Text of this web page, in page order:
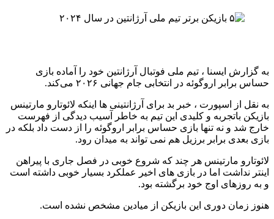
به گزارش ایسنا ، تیم ملی فوتبال آرژانتین خود را آماده بازی
حساس برابر اروگوئه در انتخابی جام جهانی ۲۰۲۶ می‌کند.
به نقل از اسپورت ، خبر بد برای آرژانتینی ها اینکه لائوتارو مارتینس
بازیکن باتجربه و کلیدی این تیم به خاطر آسیب دیدگی از فهرست
خارج شد و نه تنها بازی حساس برابر اروگوئه را از دست داد بلکه در
بازی بعدی برابر برزیل هم نمی تواند به میدان رود.
لائوتارو مارتینس هر چند که شروع خوبی در فصل جاری با پیراهن
اینتر نداشت اما در بازی های اخیر عملکرد بسیار خوبی داشته است
و به روزهای اوج خود برگشته بود.
هنوز زمان دوری این بازیکن از میادین مشخص نشده است.